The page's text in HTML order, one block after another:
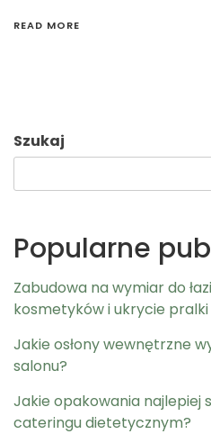
READ MORE
Szukaj
Popularne
Zabudowa na wymiar do
kosmetyków i ukrycie pralki
Jakie osłony wewnętrzne
salonu?
Jakie opakowania najlepiej
cateringu dietetycznym?